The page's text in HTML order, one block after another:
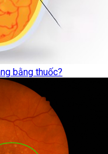
bằng thuốc?